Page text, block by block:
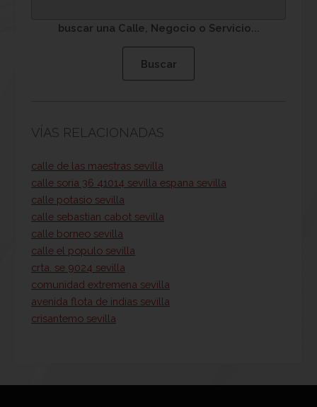
buscar una Calle, Negocio o Servicio...
VÍAS RELACIONADAS
calle de las maestras sevilla
calle soria 36 41014 sevilla espana sevilla
calle potasio sevilla
calle sebastian cabot sevilla
calle borneo sevilla
calle el populo sevilla
crta. se 9024 sevilla
comunidad extremena sevilla
avenida flota de indias sevilla
crisantemo sevilla